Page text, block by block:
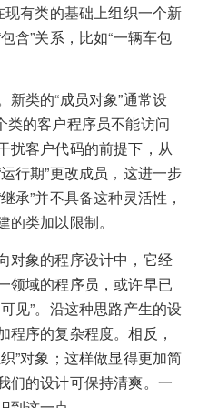
有类的基础上组织一个新
含”关系，比如“一辆车包
类的“成员对象”通常设
类的客户程序员不能访问
扰客户代码的前提下，从
行期”更改成员，这进一步
承”并不具备这种灵活性，
类加以限制。
对象的程序设计中，它经
领域的程序员，或许早已
见”。沿这种思路产生的设
序的复杂程度。相反，
”对象；这样做显得更加简
们的设计可保持清爽。一